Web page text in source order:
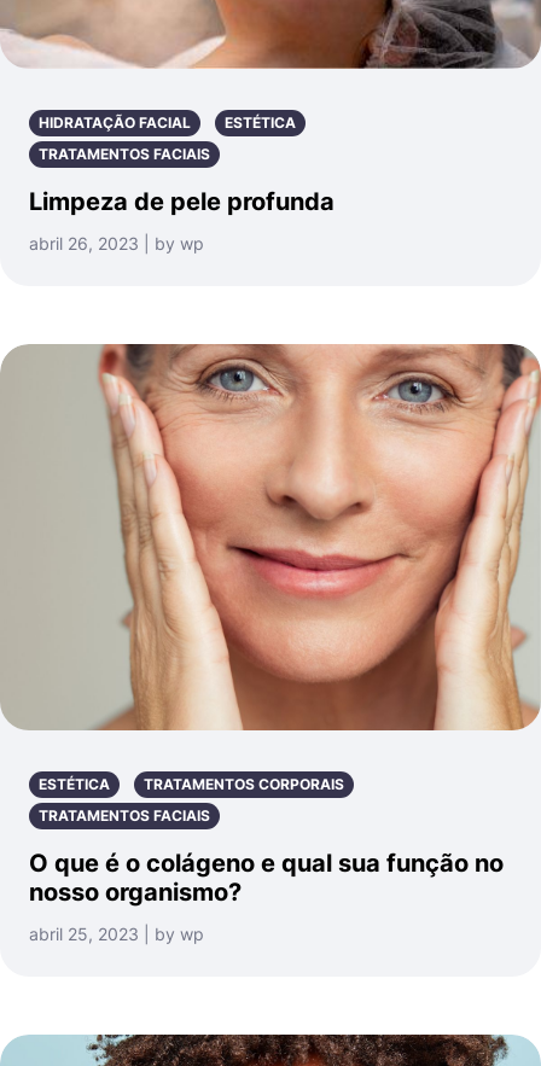
HIDRATAÇÃO FACIAL
ESTÉTICA
TRATAMENTOS FACIAIS
Limpeza de pele profunda
abril 26, 2023 | by wp
ESTÉTICA
TRATAMENTOS CORPORAIS
TRATAMENTOS FACIAIS
O que é o colágeno e qual sua função no
nosso organismo?
abril 25, 2023 | by wp